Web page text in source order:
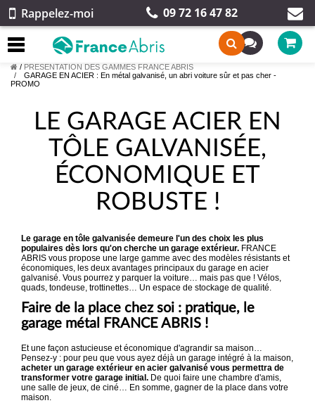
Rappelez-moi 09 72 16 47 82
/ PRESENTATION DES GAMMES FRANCE ABRIS
GARAGE EN ACIER : En métal galvanisé, un abri voiture sûr et pas cher -
PROMO
LE GARAGE ACIER EN
TÔLE GALVANISÉE,
ÉCONOMIQUE ET
ROBUSTE !
Le garage en tôle galvanisée demeure l'un des choix les plus
populaires dès lors qu'on cherche un garage extérieur. FRANCE
ABRIS vous propose une large gamme avec des modèles résistants et
économiques, les deux avantages principaux du garage en acier
galvanisé. Vous pourrez y parquer la voiture… mais pas que ! Vélos,
quads, tondeuse, trottinettes… Un espace de stockage de qualité.
Faire de la place chez soi : pratique, le
garage métal FRANCE ABRIS !
Et une façon astucieuse et économique d'agrandir sa maison…
Pensez-y : pour peu que vous ayez déjà un garage intégré à la maison,
acheter un garage extérieur en acier galvanisé vous permettra de
transformer votre garage initial. De quoi faire une chambre d'amis,
une salle de jeux, de ciné… En somme, gagner de la place dans votre
maison.